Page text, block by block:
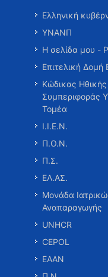
Ελληνική
ΥΝΑΝΠ
Η σελίδα μου -
Επιτελική
Κώδικας
Συμπεριφοράς
Τομέα
Ι.Ι.Ε.Ν.
Π.Ο.Ν.
Π.Σ.
ΕΛ.ΑΣ.
Μονάδα
Αναπαραγωγής
UNHCR
CEPOL
ΕΑΑΝ